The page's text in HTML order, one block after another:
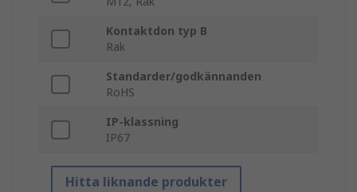
Kontaktdon typ B
Rak
Standarder/godkännanden
RoHS
IP-klassning
IP67
Hitta liknande produkter